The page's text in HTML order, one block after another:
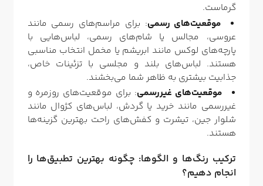
گرماست.
موقعیت‌های رسمی: برای مراسم‌های رسمی مانند
عروسی، مجالس یا شام‌های رسمی، لباس‌هایی با
پارچه‌های لوکس مانند ابریشم یا مخمل انتخاب مناسبی
هستند. لباس‌های بلند و مجلسی با تزئینات خاص،
جذابیت بیشتری به ظاهر شما می‌بخشند.
موقعیت‌های غیررسمی: برای موقعیت‌های روزمره و
غیررسمی مانند خرید یا گردش، لباس‌های کژوال مانند
شلوار جین، تیشرت و کفش‌های راحت بهترین گزینه‌ها
هستند.
ترکیب رنگ‌ها و الگوها: چگونه بهترین تطبیق‌ها را
انجام دهیم؟